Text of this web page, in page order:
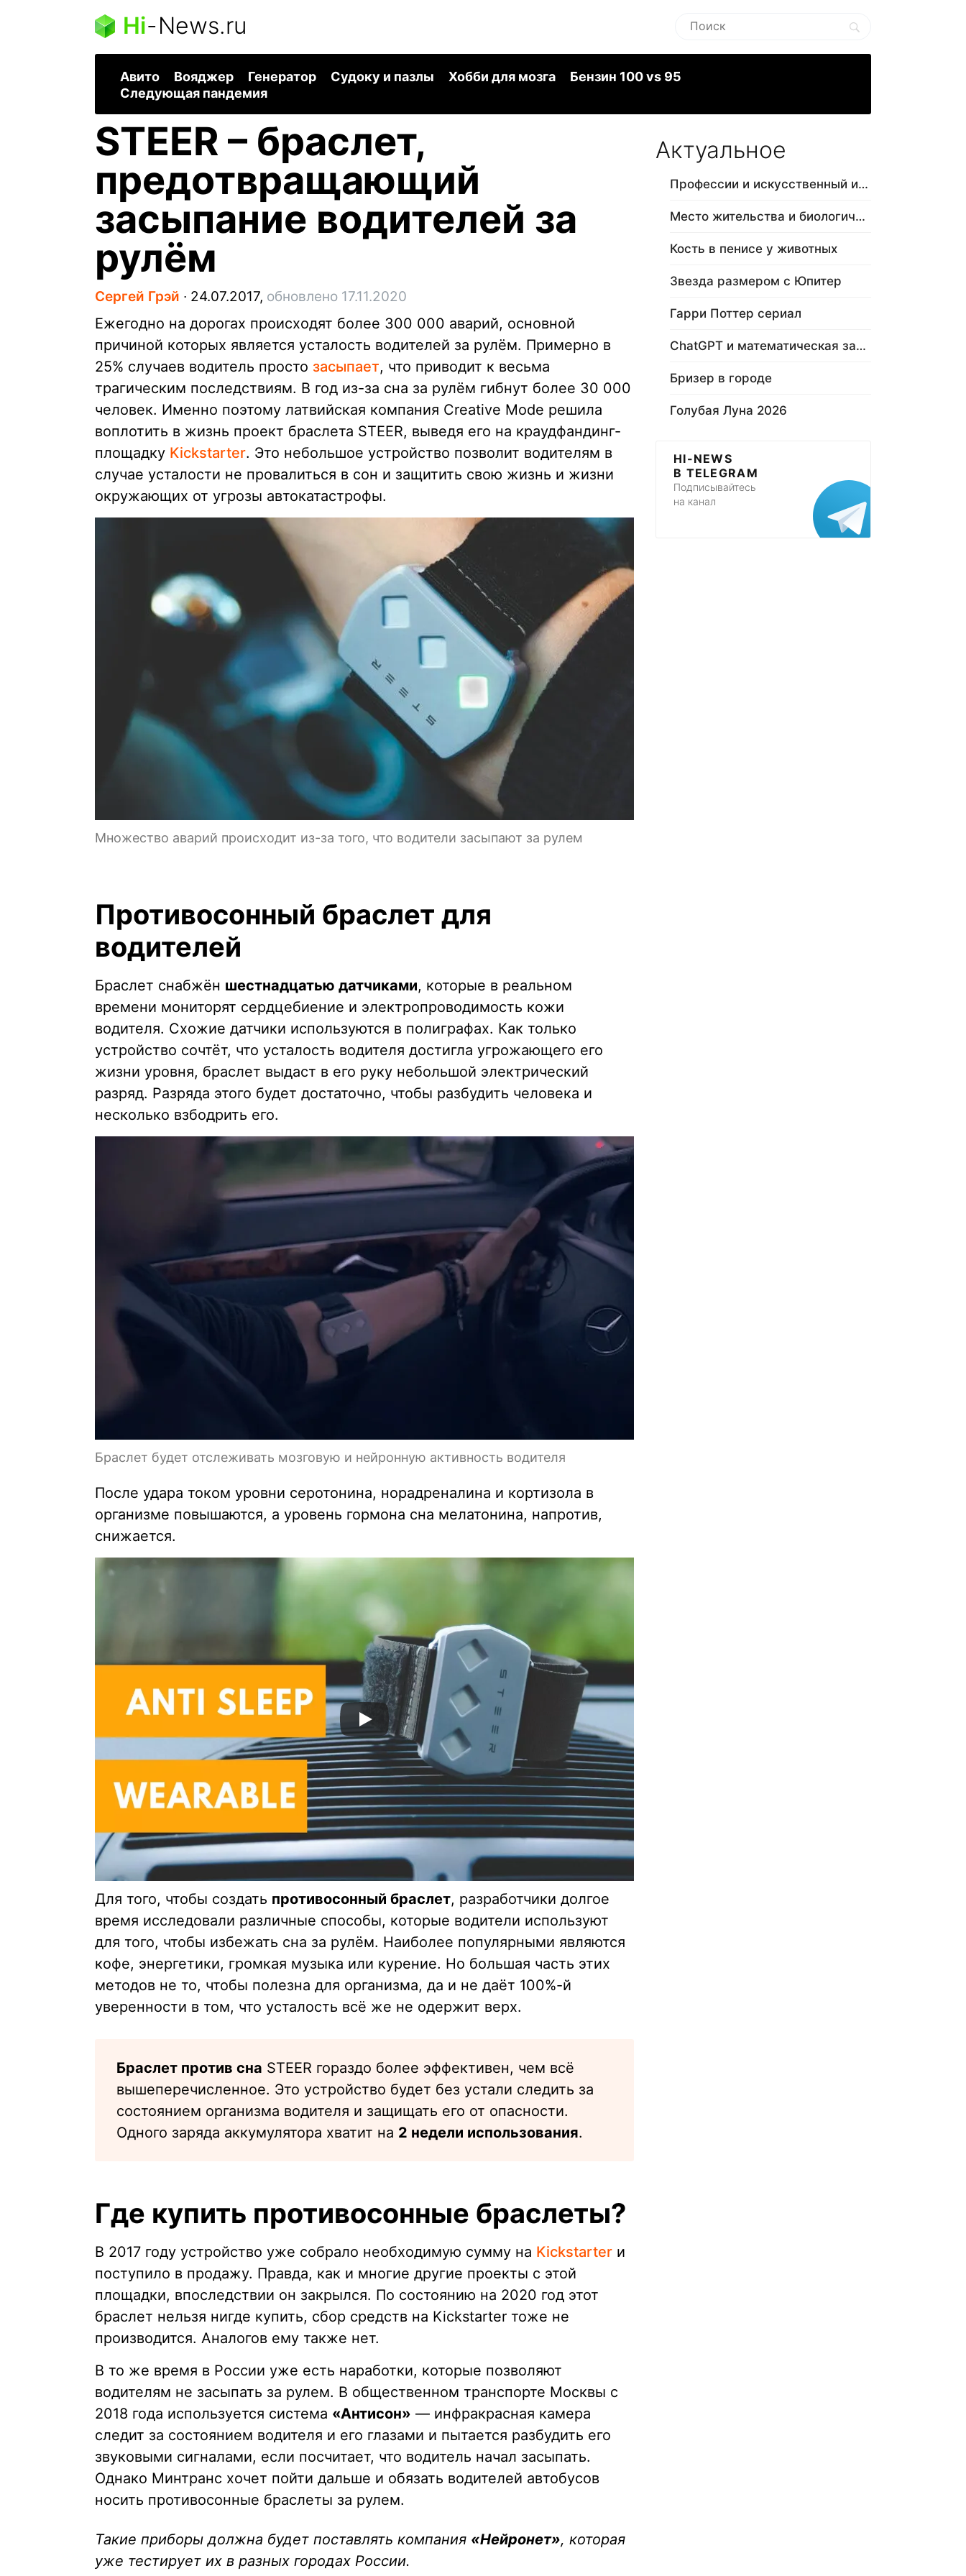
Hi-News.ru
Авито Вояджер Генератор Судоку и пазлы Хобби для мозга
Бензин 100 vs 95
Следующая пандемия
STEER – браслет,
предотвращающий
засыпание водителей за
рулём
Сергей Грэй ∙ 24.07.2017, обновлено 17.11.2020
Ежегодно на дорогах происходят более 300 000 аварий, основной
причиной которых является усталость водителей за рулём. Примерно в
25% случаев водитель просто засыпает, что приводит к весьма
трагическим последствиям. В год из-за сна за рулём гибнут более 30 000
человек. Именно поэтому латвийская компания Creative Mode решила
воплотить в жизнь проект браслета STEER, выведя его на краудфандинг-
площадку Kickstarter. Это небольшое устройство позволит водителям в
случае усталости не провалиться в сон и защитить свою жизнь и жизни
окружающих от угрозы автокатастрофы.
Множество аварий происходит из-за того, что водители засыпают за рулем
Противосонный браслет для
водителей
Браслет снабжён шестнадцатью датчиками, которые в реальном
времени мониторят сердцебиение и электропроводимость кожи
водителя. Схожие датчики используются в полиграфах. Как только
устройство сочтёт, что усталость водителя достигла угрожающего его
жизни уровня, браслет выдаст в его руку небольшой электрический
разряд. Разряда этого будет достаточно, чтобы разбудить человека и
несколько взбодрить его.
Браслет будет отслеживать мозговую и нейронную активность водителя
После удара током уровни серотонина, норадреналина и кортизола в
организме повышаются, а уровень гормона сна мелатонина, напротив,
снижается.
Для того, чтобы создать противосонный браслет, разработчики долгое
время исследовали различные способы, которые водители используют
для того, чтобы избежать сна за рулём. Наиболее популярными являются
кофе, энергетики, громкая музыка или курение. Но большая часть этих
методов не то, чтобы полезна для организма, да и не даёт 100%-й
уверенности в том, что усталость всё же не одержит верх.
Браслет против сна STEER гораздо более эффективен, чем всё
вышеперечисленное. Это устройство будет без устали следить за
состоянием организма водителя и защищать его от опасности.
Одного заряда аккумулятора хватит на 2 недели использования.
Где купить противосонные браслеты?
В 2017 году устройство уже собрало необходимую сумму на Kickstarter и
поступило в продажу. Правда, как и многие другие проекты с этой
площадки, впоследствии он закрылся. По состоянию на 2020 год этот
браслет нельзя нигде купить, сбор средств на Kickstarter тоже не
производится. Аналогов ему также нет.
В то же время в России уже есть наработки, которые позволяют
водителям не засыпать за рулем. В общественном транспорте Москвы с
2018 года используется система «Антисон» — инфракрасная камера
следит за состоянием водителя и его глазами и пытается разбудить его
звуковыми сигналами, если посчитает, что водитель начал засыпать.
Однако Минтранс хочет пойти дальше и обязать водителей автобусов
носить противосонные браслеты за рулем.
Такие приборы должна будет поставлять компания «Нейронет», которая
уже тестирует их в разных городах России.
Актуальное
Профессии и искусственный интеллект
Место жительства и биологический в…
Кость в пенисе у животных
Звезда размером с Юпитер
Гарри Поттер сериал
ChatGPT и математическая задача
Бризер в городе
Голубая Луна 2026
HI-NEWS
В TELEGRAM
Подписывайтесь
на канал